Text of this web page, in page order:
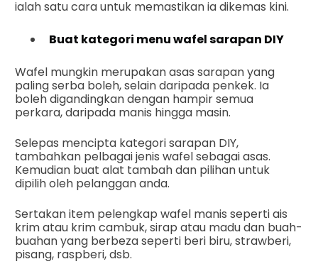
ialah satu cara untuk memastikan ia dikemas kini.
Buat kategori menu wafel sarapan DIY
Wafel mungkin merupakan asas sarapan yang
paling serba boleh, selain daripada penkek. Ia
boleh digandingkan dengan hampir semua
perkara, daripada manis hingga masin.
Selepas mencipta kategori sarapan DIY,
tambahkan pelbagai jenis wafel sebagai asas.
Kemudian buat alat tambah dan pilihan untuk
dipilih oleh pelanggan anda.
Sertakan item pelengkap wafel manis seperti ais
krim atau krim cambuk, sirap atau madu dan buah-
buahan yang berbeza seperti beri biru, strawberi,
pisang, raspberi, dsb.